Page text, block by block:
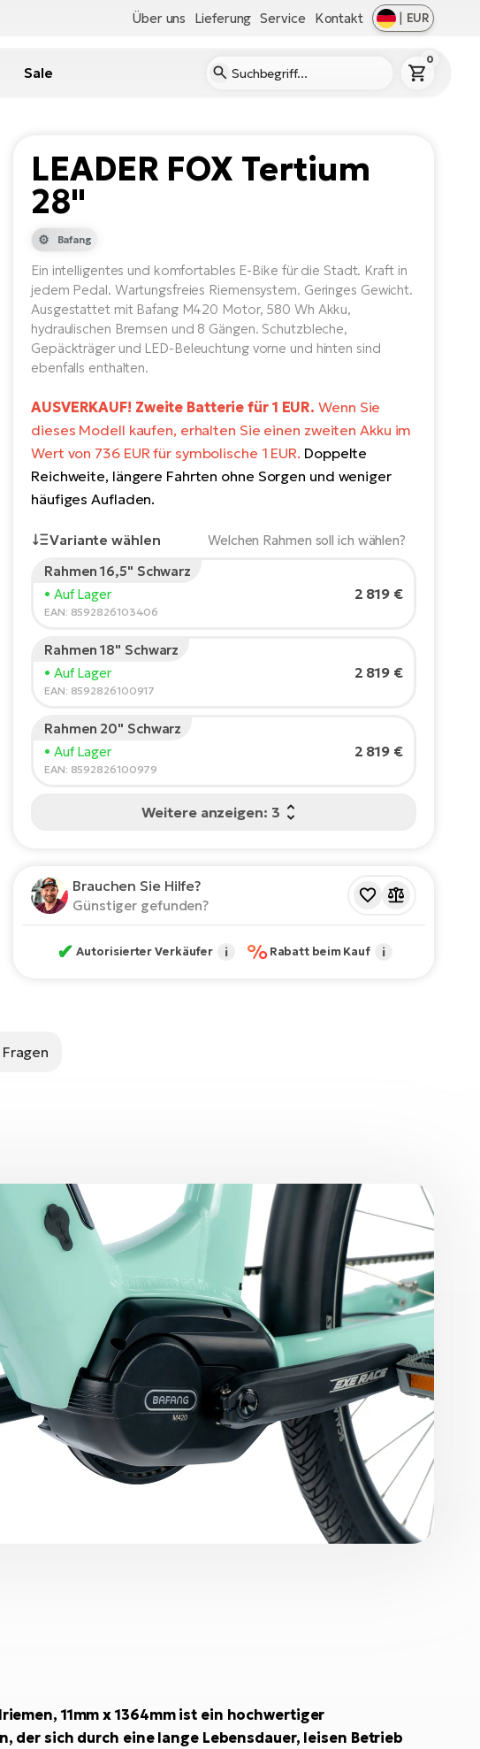
Über uns Lieferung Service Kontakt | EUR
Sale
0
LEADER FOX Tertium
28"
Bafang
Ein intelligentes und komfortables E-Bike für die Stadt. Kraft in
jedem Pedal. Wartungsfreies Riemensystem. Geringes Gewicht.
Ausgestattet mit Bafang M420 Motor, 580 Wh Akku,
hydraulischen Bremsen und 8 Gängen. Schutzbleche,
Gepäckträger und LED-Beleuchtung vorne und hinten sind
ebenfalls enthalten.
AUSVERKAUF! Zweite Batterie für 1 EUR.Wenn Sie
dieses Modell kaufen, erhalten Sie einen zweiten Akku im
Wert von 736 EUR für symbolische 1 EUR. Doppelte
Reichweite, längere Fahrten ohne Sorgen und weniger
häufiges Aufladen.
Variante wählen Welchen Rahmen soll ich wählen?
Körpergröße des Fahrers:
150
*Diese Werte sind nur Richtwerte.
Rahmen 16,5" Schwarz
• Auf Lager
EAN: 8592826103406
2 819 €
Rahmen 18" Schwarz
• Auf Lager
EAN: 8592826100917
2 819 €
Rahmen 20" Schwarz
• Auf Lager
EAN: 8592826100979
2 819 €
Weitere anzeigen: 3
Brauchen Sie Hilfe?
Günstiger gefunden?
✔ Autorisierter Verkäufer i %Rabatt beim Kauf i
Fragen
11mm x 1364mm ist ein hochwertiger
der sich durch eine lange Lebensdauer, leisen Betrieb